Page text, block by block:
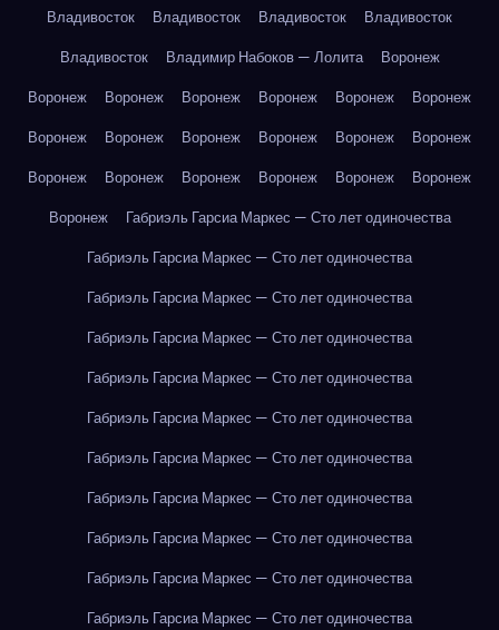
Владивосток
Владивосток Владивосток
Владивосток
Владивосток
Владимир Набоков — Лолита
Воронеж
Воронеж
Воронеж Воронеж Воронеж Воронеж
Воронеж
Воронеж
Воронеж Воронеж Воронеж Воронеж
Воронеж
Воронеж
Воронеж Воронеж Воронеж Воронеж
Воронеж
Воронеж
Габриэль Гарсиа Маркес — Сто лет одиночества
Габриэль Гарсиа Маркес — Сто лет одиночества
Габриэль Гарсиа Маркес — Сто лет одиночества
Габриэль Гарсиа Маркес — Сто лет одиночества
Габриэль Гарсиа Маркес — Сто лет одиночества
Габриэль Гарсиа Маркес — Сто лет одиночества
Габриэль Гарсиа Маркес — Сто лет одиночества
Габриэль Гарсиа Маркес — Сто лет одиночества
Габриэль Гарсиа Маркес — Сто лет одиночества
Габриэль Гарсиа Маркес — Сто лет одиночества
Габриэль Гарсиа Маркес — Сто лет одиночества